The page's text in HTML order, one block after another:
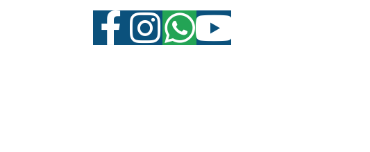
Facebook-
f
Instagram
Whatsapp
Youtube